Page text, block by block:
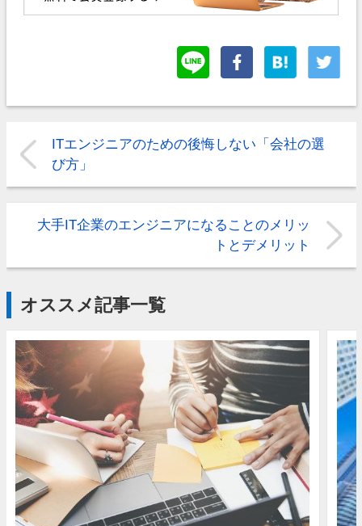
ITエンジニアのための後悔しない「会社の選
び方」
大手IT企業のエンジニアになることのメリッ
トとデメリット
オススメ記事一覧